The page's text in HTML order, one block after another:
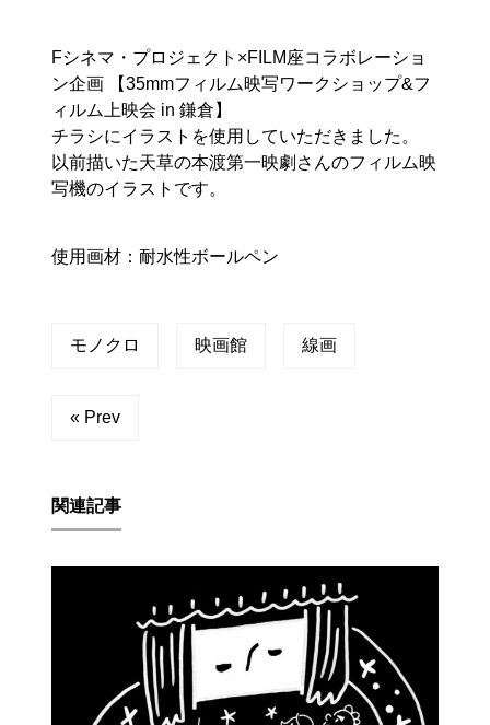
Fシネマ・プロジェクト×FILM座コラボレーショ
ン企画 【35mmフィルム映写ワークショップ&フ
ィルム上映会 in 鎌倉】
チラシにイラストを使用していただきました。
以前描いた天草の本渡第一映劇さんのフィルム映
写機のイラストです。
使用画材：耐水性ボールペン
モノクロ 映画館 線画
« Prev
関連記事